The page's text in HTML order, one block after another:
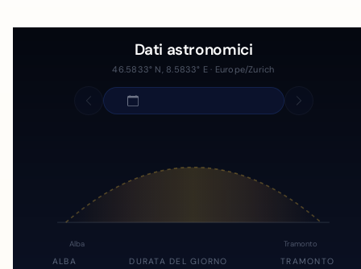
Dati astronomici
46.5833° N, 8.5833° E · Europe/Zurich
Alba Tramonto
ALBA DURATA DEL GIORNO TRAMONTO